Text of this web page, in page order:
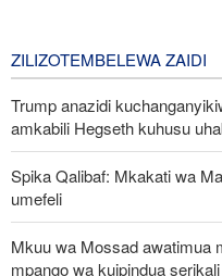
ZILIZOTEMBELEWA ZAIDI
Trump anazidi
amkabili Hegseth kuhusu
Spika Qalibaf: Mkakati wa
umefeli
Mkuu wa Mossad awatimua
mpango wa kuipindua